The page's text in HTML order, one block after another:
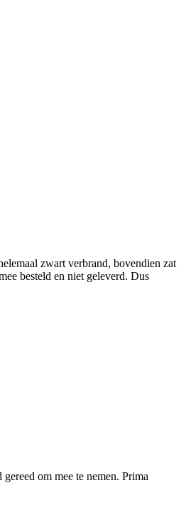
zwart verbrand, bovendien zat
besteld en niet geleverd. Dus
om mee te nemen. Prima